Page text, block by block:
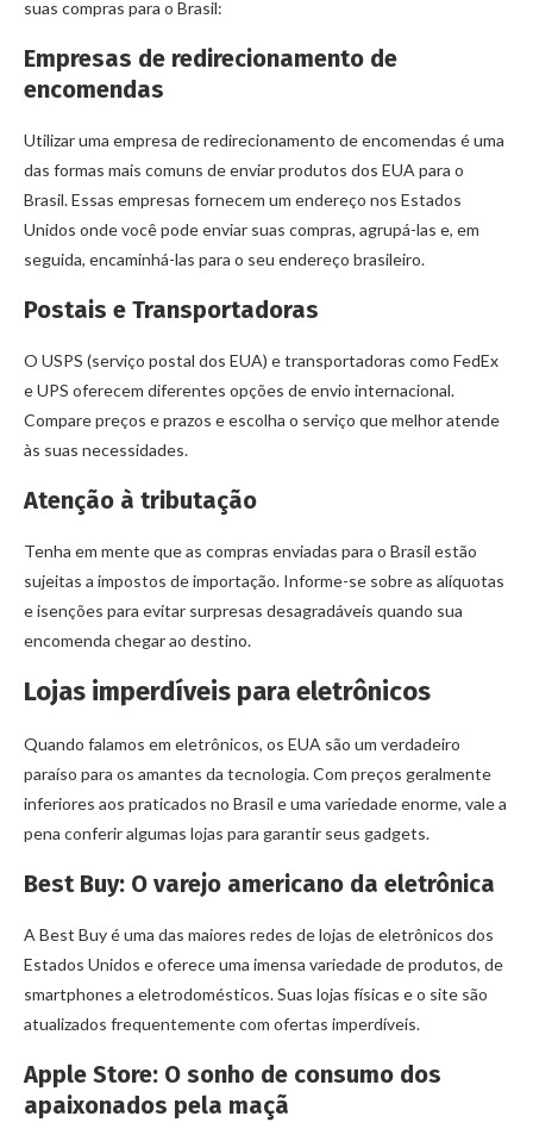
suas compras para o Brasil:
Empresas de redirecionamento de
encomendas
Utilizar uma empresa de redirecionamento de encomendas é uma
das formas mais comuns de enviar produtos dos EUA para o
Brasil. Essas empresas fornecem um endereço nos Estados
Unidos onde você pode enviar suas compras, agrupá-las e, em
seguida, encaminhá-las para o seu endereço brasileiro.
Postais e Transportadoras
O USPS (serviço postal dos EUA) e transportadoras como FedEx
e UPS oferecem diferentes opções de envio internacional.
Compare preços e prazos e escolha o serviço que melhor atende
às suas necessidades.
Atenção à tributação
Tenha em mente que as compras enviadas para o Brasil estão
sujeitas a impostos de importação. Informe-se sobre as alíquotas
e isenções para evitar surpresas desagradáveis quando sua
encomenda chegar ao destino.
Lojas imperdíveis para eletrônicos
Quando falamos em eletrônicos, os EUA são um verdadeiro
paraíso para os amantes da tecnologia. Com preços geralmente
inferiores aos praticados no Brasil e uma variedade enorme, vale a
pena conferir algumas lojas para garantir seus gadgets.
Best Buy: O varejo americano da eletrônica
A Best Buy é uma das maiores redes de lojas de eletrônicos dos
Estados Unidos e oferece uma imensa variedade de produtos, de
smartphones a eletrodomésticos. Suas lojas físicas e o site são
atualizados frequentemente com ofertas imperdíveis.
Apple Store: O sonho de consumo dos
apaixonados pela maçã